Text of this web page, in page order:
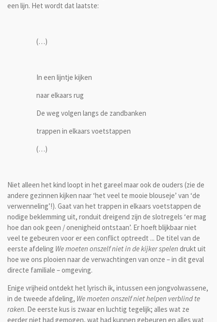
een lijn. Het wordt dat laatste:
(…)
In een lijntje kijken
naar elkaars rug
De weg volgen langs de zandbanken
trappen in elkaars voetstappen
(…)
Niet alleen het kind loopt in het gareel maar ook de ouders (zie de
andere gezinnen kijken naar ‘het veel te mooie blouseje’ van ‘de
verwenneling’!). Gaat van het trappen in elkaars voetstappen de
nodige beklemming uit, ronduit dreigend zijn de slotregels ‘er mag
hoe dan ook geen / onenigheid ontstaan’. Er hoeft blijkbaar niet
veel te gebeuren voor er een conflict optreedt ... De titel van de
eerste afdeling We moeten onszelf niet in de kijker spelen drukt uit
hoe we ons plooien naar de verwachtingen van onze – in dit geval
directe familiale – omgeving.
Enige vrijheid ontdekt het lyrisch ik, intussen een jongvolwassene,
in de tweede afdeling, We moeten onszelf niet helpen verblind te
raken. De eerste kus is zwaar en luchtig tegelijk; alles wat ze
eerder niet had gemogen, wat had kunnen gebeuren en alles wat